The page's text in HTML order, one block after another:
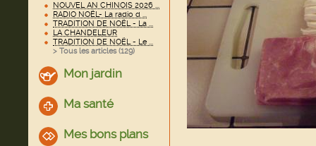
NOUVEL AN CHINOIS 2026 ...
RADIO NOËL- La radio d ...
TRADITION DE NOËL - La ...
LA CHANDELEUR
TRADITION DE NOËL - Le ...
> Tous les articles (129)
Mon jardin
Ma santé
Mes bons plans